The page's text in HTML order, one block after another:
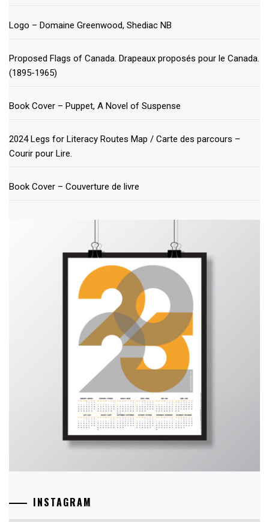
Logo – Domaine Greenwood, Shediac NB
Proposed Flags of Canada. Drapeaux proposés pour le Canada.
(1895-1965)
Book Cover – Puppet, A Novel of Suspense
2024 Legs for Literacy Routes Map / Carte des parcours –
Courir pour Lire.
Book Cover – Couverture de livre
INSTAGRAM